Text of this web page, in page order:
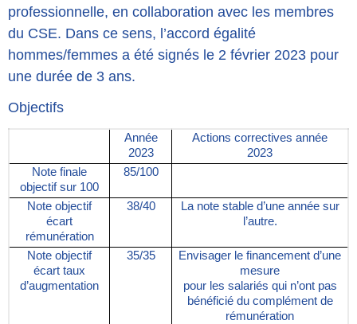
professionnelle, en collaboration avec les membres
du CSE. Dans ce sens, l’accord égalité
hommes/femmes a été signés le 2 février 2023 pour
une durée de 3 ans.
Objectifs
Année
2023
Actions correctives année
2023
Note finale
objectif sur 100
85/100
Note objectif
écart
rémunération
38/40
La note stable d’une année sur
l’autre.
Note objectif
écart taux
d’augmentation
35/35
Envisager le financement d’une
mesure
pour les salariés qui n’ont pas
bénéficié du complément de
rémunération